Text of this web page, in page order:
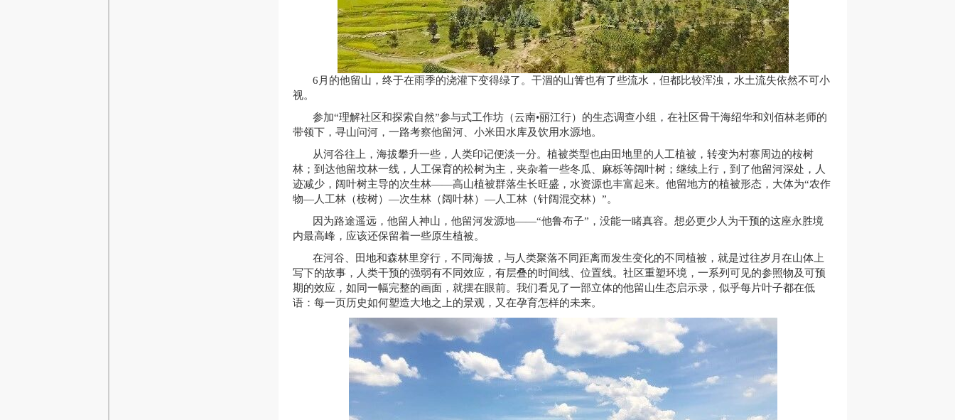
6月的他留山 ，终于在雨季的浇灌下变得绿了。干涸的山箐也有了些流水，但都比较浑浊，水土流失依然不可小
视。
参加“理解社区和探索自然”参与式工作坊（云南•丽江行）的生态调查小组，在社区骨干海绍华和刘佰林老师的
带领下，寻山问河，一路考察他留河、小米田水库及饮用水源地。
从河谷往上，海拔攀升一些，人类印记便淡一分。植被类型也由田地里的人工植被，转变为村寨周边的桉树
林；到达他留坟林一线，人工保育的松树为主，夹杂着一些冬瓜、麻栎等阔叶树；继续上行，到了他留河深处，人
迹减少，阔叶树主导的次生林——高山植被群落生长旺盛，水资源也丰富起来。他留地方的植被形态，大体为“农作
物—人工林（桉树）—次生林（阔叶林）—人工林（针阔混交林）”。
因为路途遥远，他留人神山，他留河发源地——“他鲁布子”，没能一睹真容。想必更少人为干预的这座永胜境
内最高峰，应该还保留着一些原生植被。
在河谷、田地和森林里穿行，不同海拔，与人类聚落不同距离而发生变化的不同植被，就是过往岁月在山体上
写下的故事，人类干预的强弱有不同效应，有层叠的时间线、位置线。社区重塑环境，一系列可见的参照物及可预
期的效应，如同一幅完整的画面，就摆在眼前。我们看见了一部立体的他留山生态启示录，似乎每片叶子都在低
语：每一页历史如何塑造大地之上的景观，又在孕育怎样的未来。